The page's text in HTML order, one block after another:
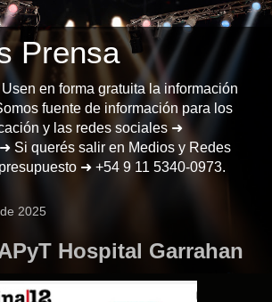
Prensa
en forma gratuita la información
fuente de información para los
y las redes sociales ➜
Si querés salir en Medios y Redes
➜ +54 9 11 5340-0973.
2025
Hospital Garrahan